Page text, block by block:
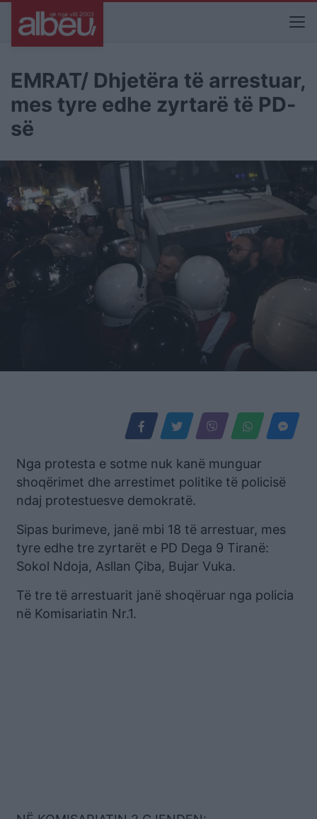
EMRAT/ Dhjetëra të arrestuar,
mes tyre edhe zyrtarë të PD-
së
Nga protesta e sotme nuk kanë munguar
shoqërimet dhe arrestimet politike të policisë
ndaj protestuesve demokratë.
Sipas burimeve, janë mbi 18 të arrestuar, mes
tyre edhe tre zyrtarët e PD Dega 9 Tiranë:
Sokol Ndoja, Asllan Çiba, Bujar Vuka.
Të tre të arrestuarit janë shoqëruar nga policia
në Komisariatin Nr.1.